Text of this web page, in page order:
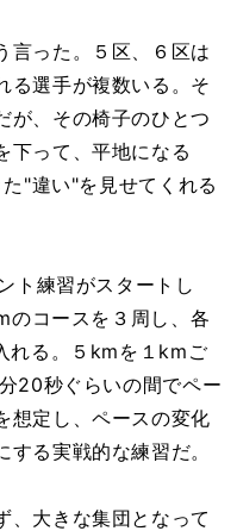
った。５区、６区は
る選手が複数いる。そ
が、その椅子のひとつ
下って、平地になる
"違い"を見せてくれる
ト練習がスタートし
のコースを３周し、各
れる。５kmを１kmご
20秒ぐらいの間でペー
想定し、ペースの変化
る実戦的な練習だ。
大きな集団となって